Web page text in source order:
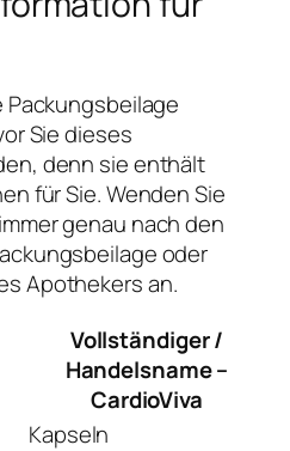
Sie dieses
denn sie enthält
für Sie. Wenden Sie
genau nach den
oder
Apothekers an.
Vollständiger /
Handelsname –
CardioViva
Kapseln